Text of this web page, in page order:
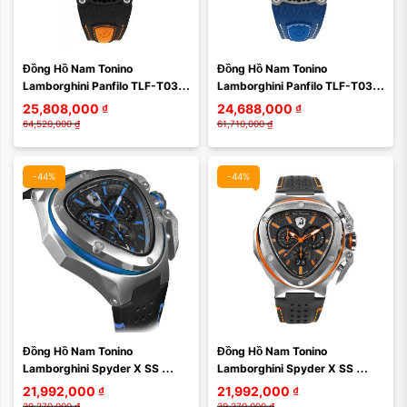
Đồng Hồ Nam Tonino
Lamborghini Panfilo TLF-T03-
3 44mm Màu Đen Cam
25,808,000 ₫
64,520,000 ₫
Đồng Hồ Nam Tonino
Lamborghini Panfilo TLF-T03-
2 44mm Màu Xanh Blue
24,688,000 ₫
61,710,000 ₫
-44%
Màu mặt:
Xóa
Đồng Hồ Nam Tonino
Lamborghini Spyder X SS
Chrono T9XC-SS Màu Đen
Xanh
21,992,000 ₫
-44%
Màu mặt:
Xóa
Đồng Hồ Nam Tonino
Lamborghini Spyder X SS
Chrono T9XB-SS Màu Đen Cam
21,992,000 ₫
Màu mặt:
Xóa
Màu mặt:
Xóa